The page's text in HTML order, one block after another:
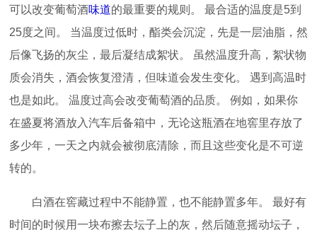
可以改变葡萄酒味道的最重要的规则。 最合适的温度是5到
25度之间。 当温度过低时，酯类会沉淀，先是一层油脂，然
后像飞扬的灰尘，最后凝结成絮状。 虽然温度升高，絮状物
质会消失，酒会恢复澄清，但味道会发生变化。 遇到高温时
也是如此。 温度过高会改变葡萄酒的品质。 例如，如果你
在盛夏将酒放入汽车后备箱中，无论这瓶酒在地窖里存放了
多少年，一天之内就会被彻底清除，而且这些变化是不可逆
转的。
白酒在窖藏过程中不能静置，也不能静置多年。 最好有
时间的时候用一块布擦去坛子上的灰，然后随意摇动坛子，